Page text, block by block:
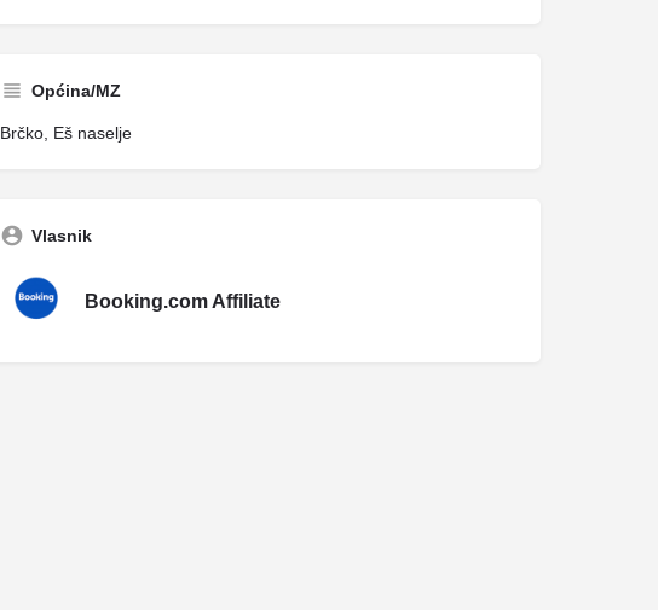
Općina/MZ
Brčko, Eš naselje
Vlasnik
Booking.com Affiliate